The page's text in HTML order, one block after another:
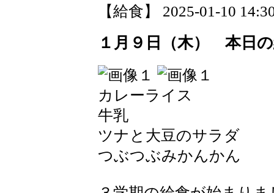
【給食】 2025-01-10
１月９日（木） 本日
カレーライス
牛乳
ツナと大豆のサラダ
つぶつぶみかんかん